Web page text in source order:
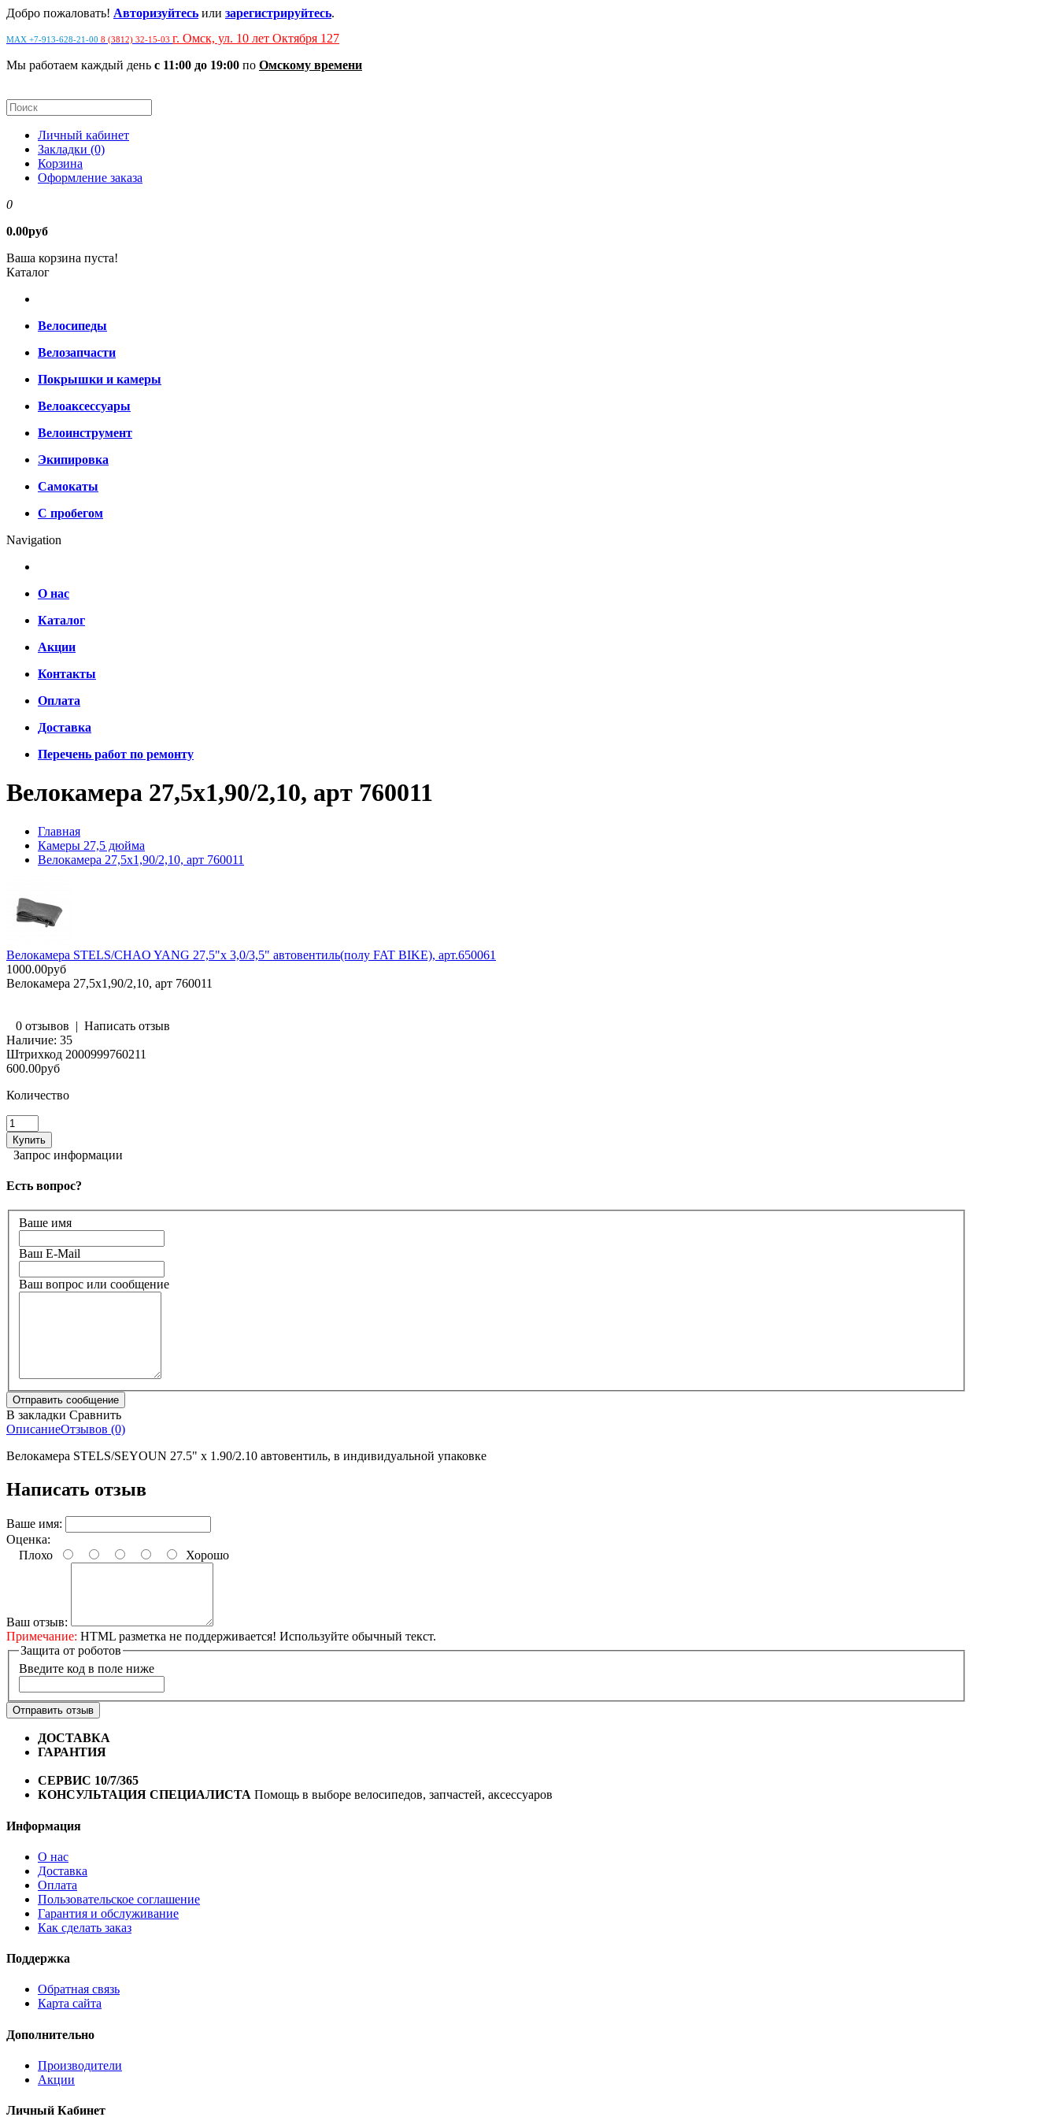
Добро пожаловать! Авторизуйтесь или зарегистрируйтесь.
MAX +7-913-628-21-00 8 (3812) 32-15-03 г. Омск, ул. 10 лет Октября 127
Мы работаем каждый день с 11:00 до 19:00 по Омскому времени
Личный кабинет
Закладки (0)
Корзина
Оформление заказа
0
0.00руб
Ваша корзина пуста!
Каталог
Велосипеды
Велозапчасти
Покрышки и камеры
Велоаксессуары
Велоинструмент
Экипировка
Самокаты
С пробегом
Navigation
О нас
Каталог
Акции
Контакты
Оплата
Доставка
Перечень работ по ремонту
Велокамера 27,5х1,90/2,10, арт 760011
Главная
Камеры 27,5 дюйма
Велокамера 27,5х1,90/2,10, арт 760011
Велокамера STELS/CHAO YANG 27,5"х 3,0/3,5" автовентиль(полу FAT BIKE), арт.650061
1000.00руб
Велокамера 27,5х1,90/2,10, арт 760011
0 отзывов | Написать отзыв
Наличие: 35
Штрихкод 2000999760211
600.00руб
Количество
Запрос информации
Есть вопрос?
Ваше имя
Ваш E-Mail
Ваш вопрос или сообщение
В закладки Сравнить
ОписаниеОтзывов (0)
Велокамера STELS/SEYOUN 27.5" х 1.90/2.10 автовентиль, в индивидуальной упаковке
Написать отзыв
Ваше имя:
Оценка:
Плохо
Хорошо
Ваш отзыв:
Примечание: HTML разметка не поддерживается! Используйте обычный текст.
Защита от роботов
Введите код в поле ниже
Отправить отзыв
ДОСТАВКА
ГАРАНТИЯ
СЕРВИС 10/7/365
КОНСУЛЬТАЦИЯ СПЕЦИАЛИСТА Помощь в выборе велосипедов, запчастей, аксессуаров
Информация
О нас
Доставка
Оплата
Пользовательское соглашение
Гарантия и обслуживание
Как сделать заказ
Поддержка
Обратная связь
Карта сайта
Дополнительно
Производители
Акции
Личный Кабинет